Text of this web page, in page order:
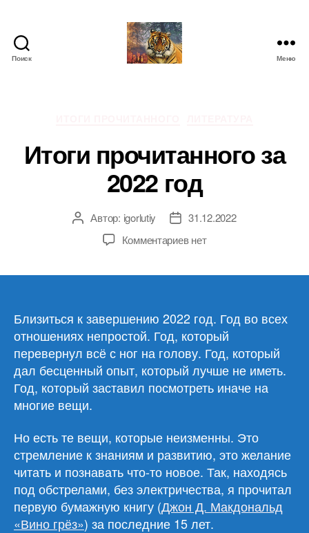
Поиск Меню
Итоги прочитанного за
2022 год
Автор
записи
Автор: igorlutiy
Дата31.12.2022
Комментариевк
2022
нет
Близиться к завершению 2022 год. Год во всех
отношениях непростой. Год, который
перевернул всё с ног на голову. Год, который
дал бесценный опыт, который лучше не иметь.
Год, который заставил посмотреть иначе на
многие вещи.
Но есть те вещи, которые неизменны. Это
стремление к знаниям и развитию, это желание
читать и познавать что-то новое. Так, находясь
под обстрелами, без электричества, я прочитал
первую бумажную книгу (Джон Д. Макдональд
«Вино грёз») за последние 15 лет.